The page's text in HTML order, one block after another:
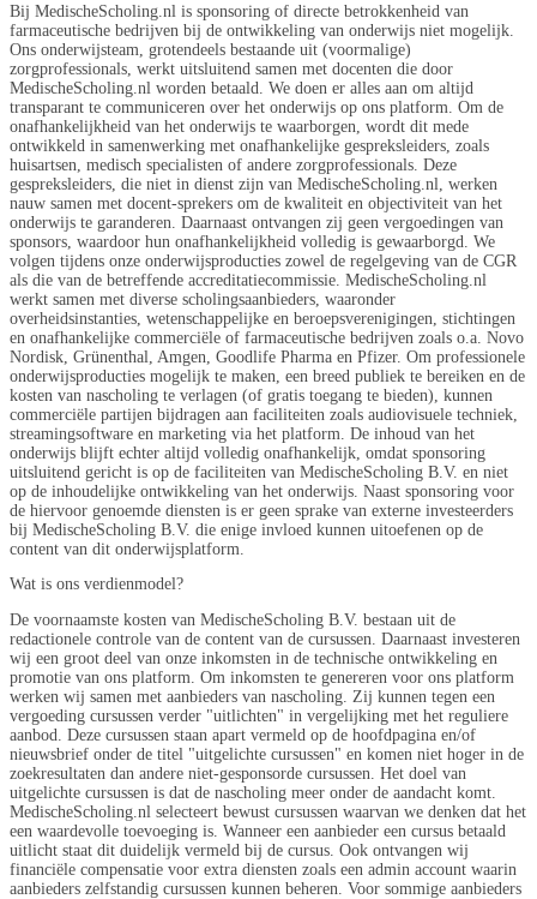
Bij MedischeScholing.nl is sponsoring of directe betrokkenheid van
farmaceutische bedrijven bij de ontwikkeling van onderwijs niet mogelijk.
Ons onderwijsteam, grotendeels bestaande uit (voormalige)
zorgprofessionals, werkt uitsluitend samen met docenten die door
MedischeScholing.nl worden betaald. We doen er alles aan om altijd
transparant te communiceren over het onderwijs op ons platform. Om de
onafhankelijkheid van het onderwijs te waarborgen, wordt dit mede
ontwikkeld in samenwerking met onafhankelijke gespreksleiders, zoals
huisartsen, medisch specialisten of andere zorgprofessionals. Deze
gespreksleiders, die niet in dienst zijn van MedischeScholing.nl, werken
nauw samen met docent-sprekers om de kwaliteit en objectiviteit van het
onderwijs te garanderen. Daarnaast ontvangen zij geen vergoedingen van
sponsors, waardoor hun onafhankelijkheid volledig is gewaarborgd. We
volgen tijdens onze onderwijsproducties zowel de regelgeving van de CGR
als die van de betreffende accreditatiecommissie. MedischeScholing.nl
werkt samen met diverse scholingsaanbieders, waaronder
overheidsinstanties, wetenschappelijke en beroepsverenigingen, stichtingen
en onafhankelijke commerciële of farmaceutische bedrijven zoals o.a. Novo
Nordisk, Grünenthal, Amgen, Goodlife Pharma en Pfizer. Om professionele
onderwijsproducties mogelijk te maken, een breed publiek te bereiken en de
kosten van nascholing te verlagen (of gratis toegang te bieden), kunnen
commerciële partijen bijdragen aan faciliteiten zoals audiovisuele techniek,
streamingsoftware en marketing via het platform. De inhoud van het
onderwijs blijft echter altijd volledig onafhankelijk, omdat sponsoring
uitsluitend gericht is op de faciliteiten van MedischeScholing B.V. en niet
op de inhoudelijke ontwikkeling van het onderwijs. Naast sponsoring voor
de hiervoor genoemde diensten is er geen sprake van externe investeerders
bij MedischeScholing B.V. die enige invloed kunnen uitoefenen op de
content van dit onderwijsplatform.
Wat is ons verdienmodel?
De voornaamste kosten van MedischeScholing B.V. bestaan uit de
redactionele controle van de content van de cursussen. Daarnaast investeren
wij een groot deel van onze inkomsten in de technische ontwikkeling en
promotie van ons platform. Om inkomsten te genereren voor ons platform
werken wij samen met aanbieders van nascholing. Zij kunnen tegen een
vergoeding cursussen verder "uitlichten" in vergelijking met het reguliere
aanbod. Deze cursussen staan apart vermeld op de hoofdpagina en/of
nieuwsbrief onder de titel "uitgelichte cursussen" en komen niet hoger in de
zoekresultaten dan andere niet-gesponsorde cursussen. Het doel van
uitgelichte cursussen is dat de nascholing meer onder de aandacht komt.
MedischeScholing.nl selecteert bewust cursussen waarvan we denken dat het
een waardevolle toevoeging is. Wanneer een aanbieder een cursus betaald
uitlicht staat dit duidelijk vermeld bij de cursus. Ook ontvangen wij
financiële compensatie voor extra diensten zoals een admin account waarin
aanbieders zelfstandig cursussen kunnen beheren. Voor sommige aanbieders